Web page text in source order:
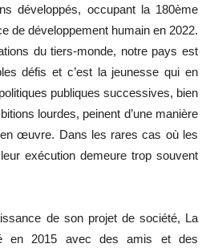
développés, occupant la 180ème
de développement humain en 2022.
du tiers-monde, notre pays est
défis et c’est la jeunesse qui en
publiques successives, bien
lourdes, peinent d’une manière
œuvre. Dans les rares cas où les
exécution demeure trop souvent
de son projet de société, La
en 2015 avec des amis et des